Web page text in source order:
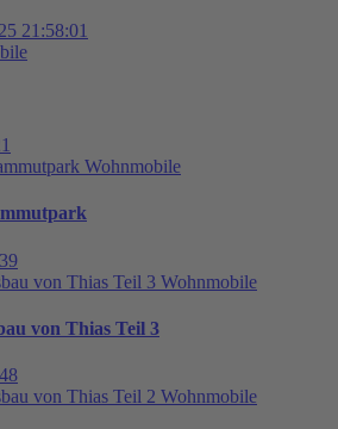
21:58:01
Wohnmobile
Wohnmobile
von Thias Teil 3
Wohnmobile